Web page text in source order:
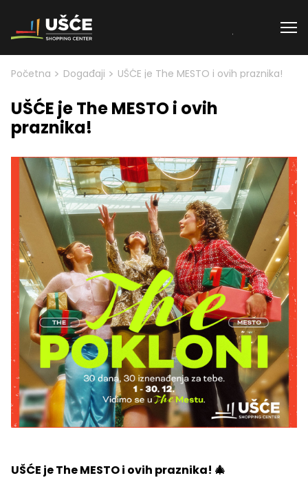
Skip to content
Početna > Događaji > UŠĆE je The MESTO i ovih praznika!
UŠĆE je The MESTO i ovih
praznika!
UŠĆE je The MESTO i ovih praznika! 🎄